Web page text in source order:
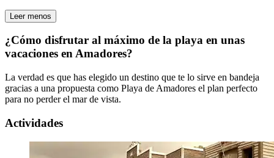
Leer menos
¿Cómo disfrutar al máximo de la playa en unas
vacaciones en Amadores?
La verdad es que has elegido un destino que te lo sirve en bandeja
gracias a una propuesta como Playa de Amadores el plan perfecto
para no perder el mar de vista.
Actividades